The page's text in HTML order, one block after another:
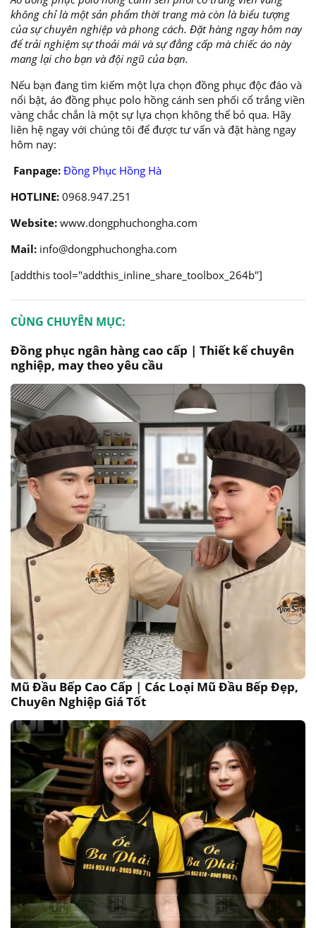
không chỉ là một sản phẩm thời trang mà còn là biểu tượng
của sự chuyên nghiệp và phong cách. Đặt hàng ngay hôm nay
để trải nghiệm sự thoải mái và sự đẳng cấp mà chiếc áo này
mang lại cho bạn và đội ngũ của bạn.
Nếu bạn đang tìm kiếm một lựa chọn đồng phục độc đáo và
nổi bật, áo đồng phục polo hồng cánh sen phối cổ trắng viền
vàng chắc chắn là một sự lựa chọn không thể bỏ qua. Hãy
liên hệ ngay với chúng tôi để được tư vấn và đặt hàng ngay
hôm nay:
Fanpage: Đồng Phục Hồng Hà
HOTLINE: 0968.947.251
Website: www.dongphuchongha.com
Mail: info@dongphuchongha.com
[addthis tool="addthis_inline_share_toolbox_264b"]
CÙNG CHUYÊN MỤC:
Đồng phục ngân hàng cao cấp | Thiết kế chuyên
nghiệp, may theo yêu cầu
Mũ Đầu Bếp Cao Cấp | Các Loại Mũ Đầu Bếp Đẹp,
Chuyên Nghiệp Giá Tốt